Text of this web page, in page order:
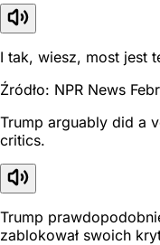
I tak, wiesz, most jest
Źródło: NPR News
Trump arguably did a
critics.
Trump
zablokował swoich